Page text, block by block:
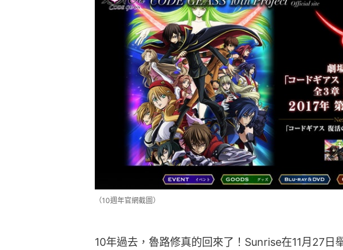
（10週年官網截圖）
10年過去，魯路修真的回來了！Sunrise在11月27日